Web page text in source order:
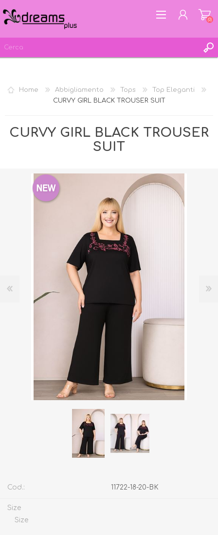
REGISTRATI
(0)
Home Abbigliamento Tops
Top Eleganti
CURVY GIRL BLACK TROUSER SUIT
CURVY GIRL BLACK TROUSER
SUIT
Cod.: 11722-18-20-BK
Size
Size